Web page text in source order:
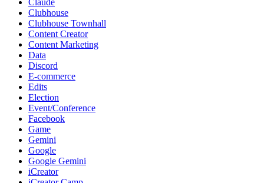
Claude
Clubhouse
Clubhouse Townhall
Content Creator
Content Marketing
Data
Discord
E-commerce
Edits
Election
Event/Conference
Facebook
Game
Gemini
Google
Google Gemini
iCreator